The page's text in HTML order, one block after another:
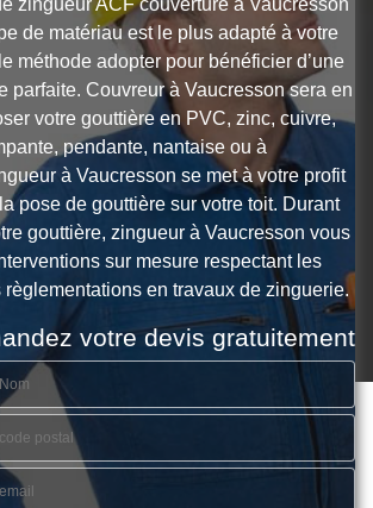
zingueur ACF couverture à Vaucresson
de matériau est le plus adapté à votre
méthode adopter pour bénéficier d’une
parfaite. Couvreur à Vaucresson sera en
votre gouttière en PVC, zinc, cuivre,
pendante, nantaise ou à
à Vaucresson se met à votre profit
pose de gouttière sur votre toit. Durant
gouttière, zingueur à Vaucresson vous
sur mesure respectant les
règlementations en travaux de zinguerie.
votre devis gratuitement